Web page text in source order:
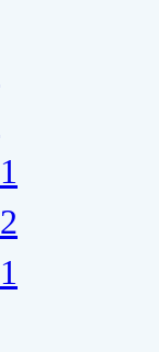
1
2
1